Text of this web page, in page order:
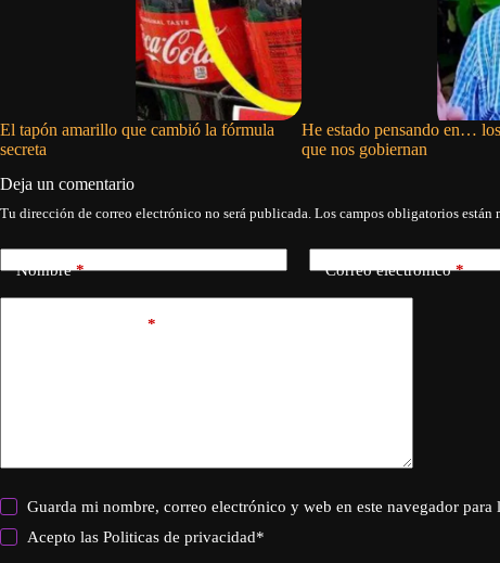
El tapón amarillo que cambió la fórmula
secreta
He estado pensando en…
que nos gobiernan
Deja un comentario
Tu dirección de correo electrónico no será publicada. Los campos obligatorios están
Nombre* Correo electrónico*
*
Guarda mi nombre, correo electrónico y web en este navegador
Acepto lasPoliticas de privacidad*